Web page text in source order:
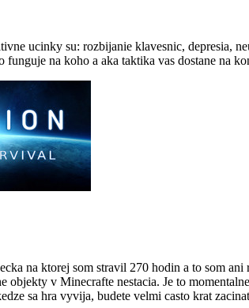
ucinky su: rozbijanie klavesnic, depresia,
funguje na koho a aka taktika vas dostane na
na ktorej som stravil 270 hodin a to som
objekty v Minecrafte nestacia. Je to
sa hra vyvija, budete velmi casto krat